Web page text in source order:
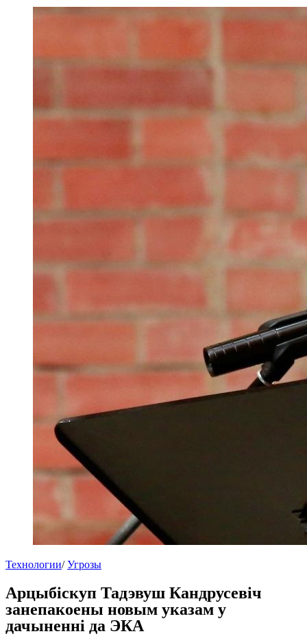
Технологии/Угрозы
Арцыбіскуп Тадэвуш Кандрусевіч
занепакоены новым указам у
дачыненні да ЭКА